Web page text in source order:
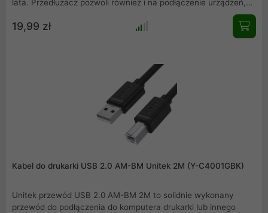
lata. Przedłużacz pozwoli również i na podłączenie urządzeń,
które mają standard USB 2.0 takich jak myszki, klawiatury,
pendrive.
19,99 zł
Kabel do drukarki USB 2.0 AM-BM Unitek 2M (Y-C4001GBK)
Unitek przewód USB 2.0 AM-BM 2M to solidnie wykonany
przewód do podłączenia do komputera drukarki lub innego